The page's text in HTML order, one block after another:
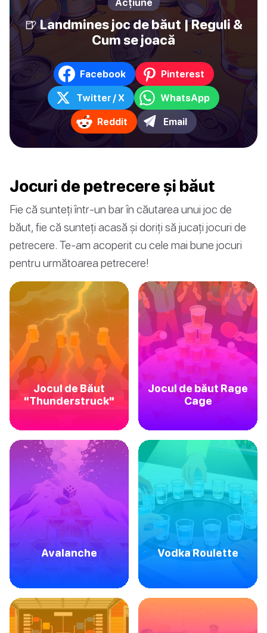
Acțiune
🍺 Landmines joc de băut | Reguli &
Cum se joacă
Facebook Pinterest
Twitter / X WhatsApp
Reddit Email
Jocuri de petrecere și băut
Fie că sunteți într-un bar în căutarea unui joc de
băut, fie că sunteți acasă și doriți să jucați jocuri de
petrecere. Te-am acoperit cu cele mai bune jocuri
pentru următoarea petrecere!
Jocul de Băut
"Thunderstruck"
Jocul de băut Rage
Cage
Avalanche Vodka Roulette